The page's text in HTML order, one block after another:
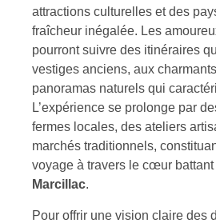
attractions culturelles et des
fraîcheur inégalée. Les
pourront suivre des itinéraires
vestiges anciens, aux
panoramas naturels qui
L’expérience se prolonge par
fermes locales, des ateliers
marchés traditionnels,
voyage à travers le cœur battant
Marcillac.
Pour offrir une vision claire des